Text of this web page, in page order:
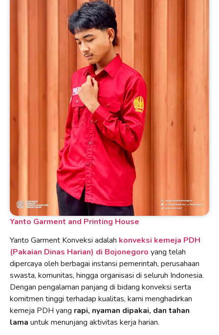
Yanto Garment and Printing House
Yanto Garment Konveksi adalah konveksi kemeja PDH
(Pakaian Dinas Harian) di Bojonegoro yang telah
dipercaya oleh berbagai instansi pemerintah, perusahaan
swasta, komunitas, hingga organisasi di seluruh Indonesia.
Dengan pengalaman panjang di bidang konveksi serta
komitmen tinggi terhadap kualitas, kami menghadirkan
kemeja PDH yang rapi, nyaman dipakai, dan tahan
lama untuk menunjang aktivitas kerja harian.